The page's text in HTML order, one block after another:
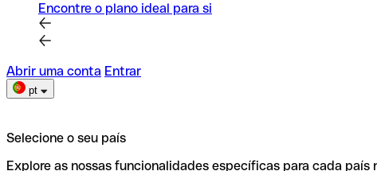
Encontre o plano ideal para si
Abrir uma conta Entrar
pt
Selecione o seu país
Explore as nossas funcionalidades específicas para cada país